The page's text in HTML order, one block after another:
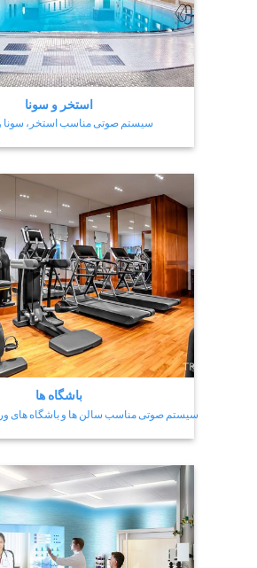
استخر و سونا
سیستم صوتی مناسب استخر، سونا
باشگاه ها
سیستم صوتی مناسب سالن ها و باشگاه های